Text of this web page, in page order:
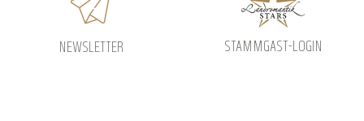
NEWSLETTER STAMMGAST-LOGIN